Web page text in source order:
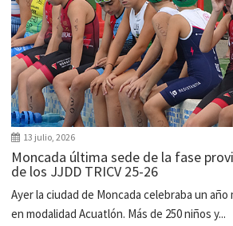
13 julio, 2026
Moncada última sede de la fase
de los JJDD TRICV 25-26
Ayer la ciudad de Moncada celebraba un
en modalidad Acuatlón. Más de 250 niños y...